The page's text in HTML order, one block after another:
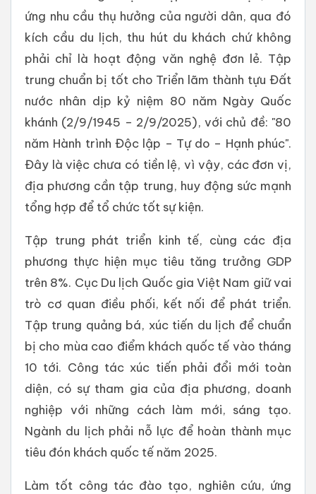
ứng nhu cầu thụ hưởng của người dân, qua đó
kích cầu du lịch, thu hút du khách chứ không
phải chỉ là hoạt động văn nghệ đơn lẻ. Tập
trung chuẩn bị tốt cho Triển lãm thành tựu Đất
nước nhân dịp kỷ niệm 80 năm Ngày Quốc
khánh (2/9/1945 – 2/9/2025), với chủ đề: "80
năm Hành trình Độc lập – Tự do – Hạnh phúc".
Đây là việc chưa có tiền lệ, vì vậy, các đơn vị,
địa phương cần tập trung, huy động sức mạnh
tổng hợp để tổ chức tốt sự kiện.
Tập trung phát triển kinh tế, cùng các địa
phương thực hiện mục tiêu tăng trưởng GDP
trên 8%. Cục Du lịch Quốc gia Việt Nam giữ vai
trò cơ quan điều phối, kết nối để phát triển.
Tập trung quảng bá, xúc tiến du lịch để chuẩn
bị cho mùa cao điểm khách quốc tế vào tháng
10 tới. Công tác xúc tiến phải đổi mới toàn
diện, có sự tham gia của địa phương, doanh
nghiệp với những cách làm mới, sáng tạo.
Ngành du lịch phải nỗ lực để hoàn thành mục
tiêu đón khách quốc tế năm 2025.
Làm tốt công tác đào tạo, nghiên cứu, ứng